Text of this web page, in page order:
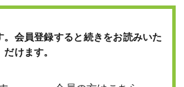
会員登録すると続きをお読みいた
だけます。